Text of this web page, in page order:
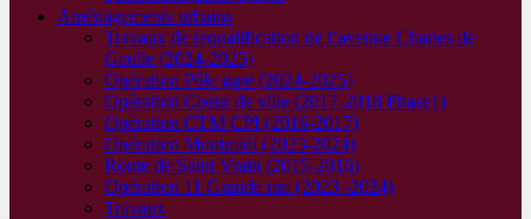
Aménagements urbains
Travaux de requalification de l’avenue Charles de
Gaulle (2024-2025)
Opération Pôle gare (2024-2025)
Opération Coeur de ville (2017-2018 Phase1)
Opération CTM CPI (2016-2017)
Opération Montmidi (2023-2024)
Route de Saint Vrain (2015-2016)
Opération 11 Grande rue (2023 -2024)
Travaux